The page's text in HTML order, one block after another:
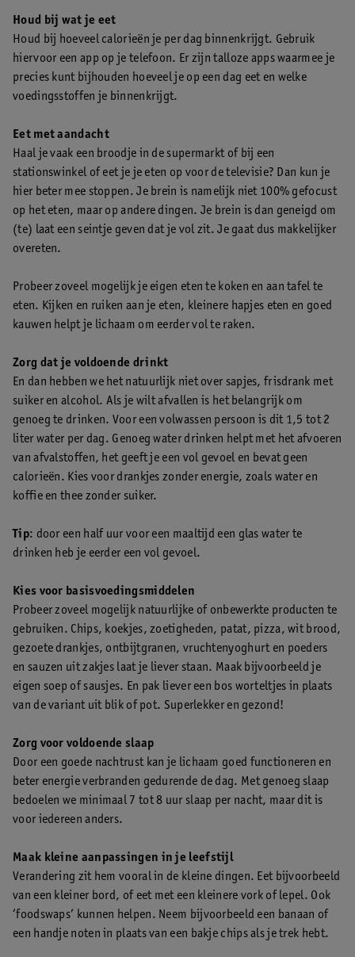
Houd bij wat je eet
Houd bij hoeveel calorieën je per dag binnenkrijgt. Gebruik
hiervoor een app op je telefoon. Er zijn talloze apps waarmee je
precies kunt bijhouden hoeveel je op een dag eet en welke
voedingsstoffen je binnenkrijgt.
Eet met aandacht
Haal je vaak een broodje in de supermarkt of bij een
stationswinkel of eet je je eten op voor de televisie? Dan kun je
hier beter mee stoppen. Je brein is namelijk niet 100% gefocust
op het eten, maar op andere dingen. Je brein is dan geneigd om
(te) laat een seintje geven dat je vol zit. Je gaat dus makkelijker
overeten.
Probeer zoveel mogelijk je eigen eten te koken en aan tafel te
eten. Kijken en ruiken aan je eten, kleinere hapjes eten en goed
kauwen helpt je lichaam om eerder vol te raken.
Zorg dat je voldoende drinkt
En dan hebben we het natuurlijk niet over sapjes, frisdrank met
suiker en alcohol. Als je wilt afvallen is het belangrijk om
genoeg te drinken. Voor een volwassen persoon is dit 1,5 tot 2
liter water per dag. Genoeg water drinken helpt met het afvoeren
van afvalstoffen, het geeft je een vol gevoel en bevat geen
calorieën. Kies voor drankjes zonder energie, zoals water en
koffie en thee zonder suiker.
Tip: door een half uur voor een maaltijd een glas water te
drinken heb je eerder een vol gevoel.
Kies voor basisvoedingsmiddelen
Probeer zoveel mogelijk natuurlijke of onbewerkte producten te
gebruiken. Chips, koekjes, zoetigheden, patat, pizza, wit brood,
gezoete drankjes, ontbijtgranen, vruchtenyoghurt en poeders
en sauzen uit zakjes laat je liever staan. Maak bijvoorbeeld je
eigen soep of sausjes. En pak liever een bos worteltjes in plaats
van de variant uit blik of pot. Superlekker en gezond!
Zorg voor voldoende slaap
Door een goede nachtrust kan je lichaam goed functioneren en
beter energie verbranden gedurende de dag. Met genoeg slaap
bedoelen we minimaal 7 tot 8 uur slaap per nacht, maar dit is
voor iedereen anders.
Maak kleine aanpassingen in je leefstijl
Verandering zit hem vooral in de kleine dingen. Eet bijvoorbeeld
van een kleiner bord, of eet met een kleinere vork of lepel. Ook
‘foodswaps’ kunnen helpen. Neem bijvoorbeeld een banaan of
een handje noten in plaats van een bakje chips als je trek hebt.